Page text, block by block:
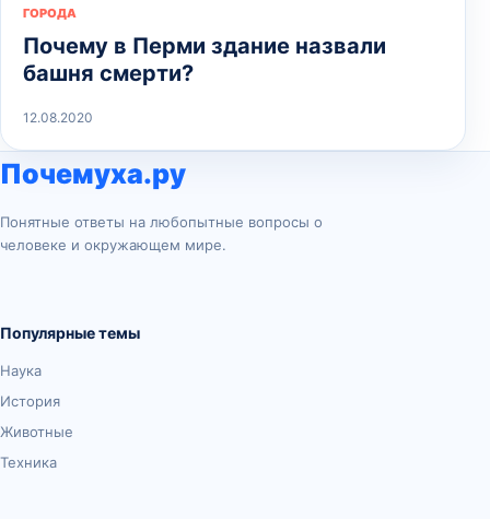
ГОРОДА
Почему в Перми здание назвали
башня смерти?
12.08.2020
Почемуха.ру
Понятные ответы на любопытные вопросы о
человеке и окружающем мире.
Популярные темы
Наука
История
Животные
Техника